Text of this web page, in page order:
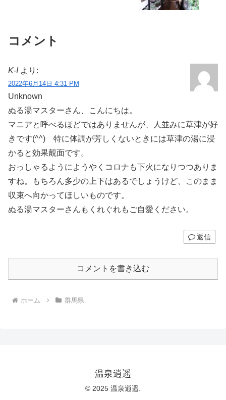
コメント
K-I より:
2022年6月14日 4:31 PM
Unknown
ぬる湯マスターさん、こんにちは。
マニアと呼べるほどではありませんが、人並みに草津が好
きです(^^) 特に体調が芳しくないときには草津の湯に浸
かると効果覿面です。
おっしゃるようにようやくコロナも下火になりつつありま
すね。もちろん多少の上下はあるでしょうけど、このまま
収束へ向かってほしいものです。
ぬる湯マスターさんもくれぐれもご自愛ください。
返信
コメントを書き込む
ホーム 群馬県
温泉逍遥
© 2025 温泉逍遥.